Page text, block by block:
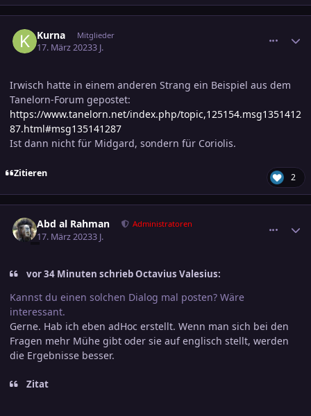
Kurna Mitglieder
17. März 20233 J.
Irwisch hatte in einem anderen Strang ein Beispiel aus dem
Tanelorn-Forum gepostet:
https://www.tanelorn.net/index.php/topic,125154.msg1351412
87.html#msg135141287
Ist dann nicht für Midgard, sondern für Coriolis.
Zitieren 2
Abd al Rahman Administratoren
17. März 20233 J.
vor 34 Minuten schrieb Octavius Valesius:
Kannst du einen solchen Dialog mal posten? Wäre
interessant.
Gerne. Hab ich eben adHoc erstellt. Wenn man sich bei den
Fragen mehr Mühe gibt oder sie auf englisch stellt, werden
die Ergebnisse besser.
Zitat